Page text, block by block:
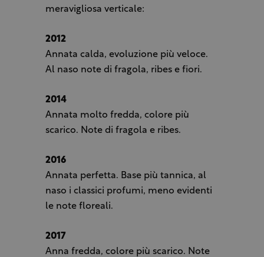
meravigliosa verticale:
2012
Annata calda, evoluzione più veloce.
Al naso note di fragola, ribes e fiori.
2014
Annata molto fredda, colore più
scarico. Note di fragola e ribes.
2016
Annata perfetta. Base più tannica, al
naso i classici profumi, meno evidenti
le note floreali.
2017
Anna fredda, colore più scarico. Note